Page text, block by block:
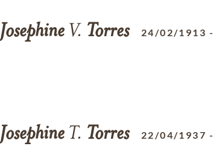
Josephine V. Torres 24/02/1913 -
Josephine T. Torres 22/04/1937 -